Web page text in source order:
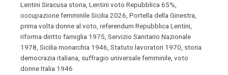
Lentini Siracusa storia, Lentini voto Repubblica 65%,
occupazione femminile Sicilia 2026, Portella della Ginestra,
prima volta donne al voto, referendum Repubblica Lentini,
riforma diritto famiglia 1975, Servizio Sanitario Nazionale
1978, Sicilia monarchia 1946, Statuto lavoratori 1970, storia
democrazia italiana, suffragio universale femminile, voto
donne Italia 1946